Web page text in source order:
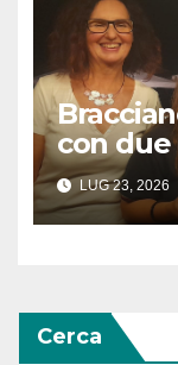
con due
a LUG 23, 2026
Cerca